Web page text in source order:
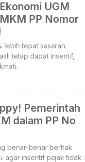
UGM
PP Nomor
lebih tepat sasaran.
tetap dapat insentif,
Pemerintah
dalam PP No
benar-benar berhak
agar insentif pajak tidak